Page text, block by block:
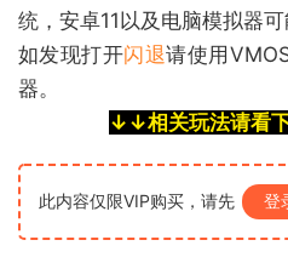
统 ，安卓11以及电脑模拟器
如发现打开闪退请使用
器。
↓↓相关玩法请看
此内容仅限VIP购买，请先 登